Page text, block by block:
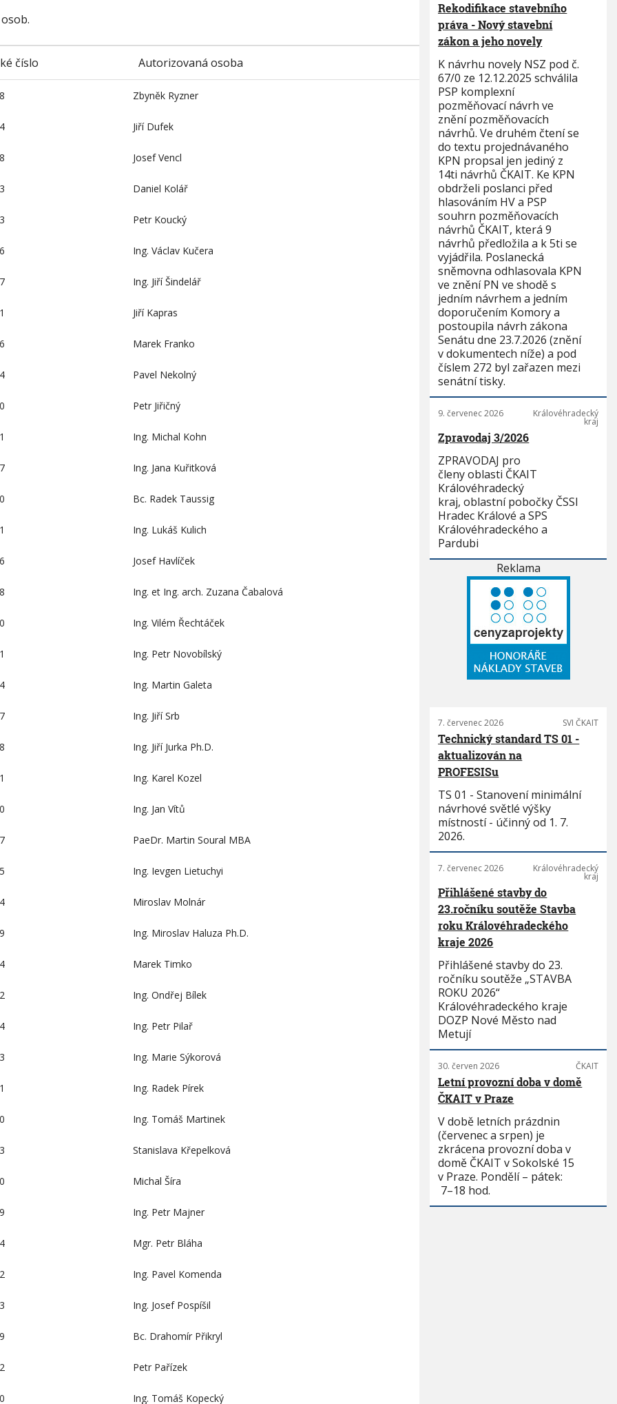
číslo Autorizovaná osoba
Zbyněk Ryzner
Jiří Dufek
Josef Vencl
Daniel Kolář
Petr Koucký
Ing. Václav Kučera
Ing. Jiří Šindelář
Jiří Kapras
Marek Franko
Pavel Nekolný
Petr Jiřičný
Ing. Michal Kohn
Ing. Jana Kuřitková
Bc. Radek Taussig
Ing. Lukáš Kulich
Josef Havlíček
Ing. et Ing. arch. Zuzana Čabalová
Ing. Vilém Řechtáček
Ing. Petr Novobílský
Ing. Martin Galeta
Ing. Jiří Srb
Ing. Jiří Jurka Ph.D.
Ing. Karel Kozel
Ing. Jan Vítů
PaeDr. Martin Soural MBA
Ing. Ievgen Lietuchyi
Miroslav Molnár
Ing. Miroslav Haluza Ph.D.
Marek Timko
Ing. Ondřej Bílek
Ing. Petr Pilař
Ing. Marie Sýkorová
Ing. Radek Pírek
Ing. Tomáš Martinek
Stanislava Křepelková
Michal Šíra
Ing. Petr Majner
Mgr. Petr Bláha
Ing. Pavel Komenda
Ing. Josef Pospíšil
Bc. Drahomír Přikryl
Petr Pařízek
Ing. Tomáš Kopecký
Rekodifikace stavebního
práva - Nový stavební
zákon a jeho novely
K návrhu novely NSZ pod č.
67/0 ze 12.12.2025 schválila
PSP komplexní
pozměňovací návrh ve
znění pozměňovacích
návrhů. Ve druhém čtení se
do textu projednávaného
KPN propsal jen jediný z
14ti návrhů ČKAIT. Ke KPN
obdrželi poslanci před
hlasováním HV a PSP
souhrn pozměňovacích
návrhů ČKAIT, která 9
návrhů předložila a k 5ti se
vyjádřila. Poslanecká
sněmovna odhlasovala KPN
ve znění PN ve shodě s
jedním návrhem a jedním
doporučením Komory a
postoupila návrh zákona
Senátu dne 23.7.2026 (znění
v dokumentech níže) a pod
číslem 272 byl zařazen mezi
senátní tisky.
9. červenec 2026 Královéhradecký
kraj
Zpravodaj 3/2026
ZPRAVODAJ pro
členy oblasti ČKAIT
Královéhradecký
kraj, oblastní pobočky ČSSI
Hradec Králové a SPS
Královéhradeckého a
Pardubi
Reklama
7. červenec 2026 SVI ČKAIT
Technický standard TS 01 -
aktualizován na
PROFESISu
TS 01 - Stanovení minimální
návrhové světlé výšky
místností - účinný od 1. 7.
2026.
7. červenec 2026 Královéhradecký
kraj
Přihlášené stavby do
23.ročníku soutěže Stavba
roku Královéhradeckého
kraje 2026
Přihlášené stavby do 23.
ročníku soutěže „STAVBA
ROKU 2026“
Královéhradeckého kraje
DOZP Nové Město nad
Metují
30. červen 2026 ČKAIT
Letní provozní doba v domě
ČKAIT v Praze
V době letních prázdnin
(červenec a srpen) je
zkrácena provozní doba v
domě ČKAIT v Sokolské 15
v Praze. Pondělí – pátek:
7–18 hod.